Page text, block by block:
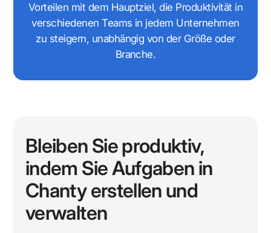
Vorteilen mit dem Hauptziel, die Produktivität in
verschiedenen Teams in jedem Unternehmen
zu steigern, unabhängig von der Größe oder
Branche.
Bleiben Sie produktiv,
indem Sie Aufgaben in
Chanty erstellen und
verwalten